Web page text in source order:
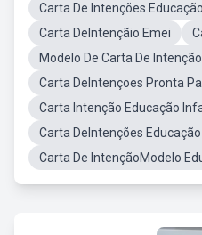
Carta De Intenções
Carta DeIntençãio Emei
Modelo De Carta De
Carta DeIntençoes Pronta
Carta Intenção Educação
Carta DeIntenções
Carta De IntençãoModelo